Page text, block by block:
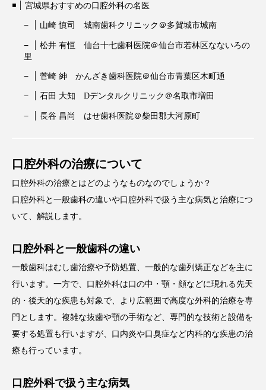
宮城県おすすめの口腔外科の名医
山崎 慎司 城南歯科クリニック＠多賀城市城南
松井 有恒 仙台十七歯科医院＠仙台市若林区なないろの
里
菅崎 紳 かんざき歯科医院＠仙台市青葉区木町通
石田 大知 Dデンタルクリニック＠名取市増田
長谷 昌尚 はせ歯科医院＠柴田郡大河原町
口腔外科の治療について
口腔外科の治療とはどのようなものなのでしょうか？
口腔外科と一般歯科の違いや口腔外科で扱う主な病気と治療につ
いて、解説します。
口腔外科と一般歯科の違い
一般歯科はむし歯治療や予防処置、一般的な歯列矯正などを主に
行います。一方で、口腔外科は口の中・顎・顔などに現れる先天
的・後天的な疾患も対象で、より広範囲で高度な外科的治療を専
門とします。複雑な抜歯や顎の手術など、専門的な技術と設備を
要する処置も行いますが、口内炎や口臭症など内科的な疾患の治
療も行っています。
口腔外科で扱う主な病気